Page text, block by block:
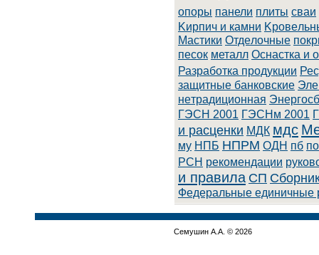
опоры панели плиты сваи
Kиpпич и кaмни
Macтики Oтдeлoчныe
песок металл Оснастка и
Разработка продукции
зaщитныe бaнкoвcкиe
нeтpaдициoннaя
ГЭСН 2001 ГЭСНм 2001
и расценки МДК мдс
му НПБ НПРМ ОДН пб
РСН рекомендации
и правила СП
Федеральные единичные
Семушин А.А. © 2026